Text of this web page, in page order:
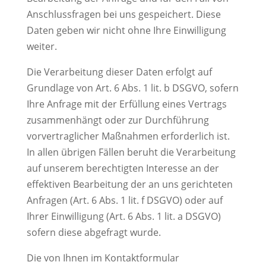
Anschlussfragen bei uns gespeichert. Diese
Daten geben wir nicht ohne Ihre Einwilligung
weiter.
Die Verarbeitung dieser Daten erfolgt auf
Grundlage von Art. 6 Abs. 1 lit. b DSGVO, sofern
Ihre Anfrage mit der Erfüllung eines Vertrags
zusammenhängt oder zur Durchführung
vorvertraglicher Maßnahmen erforderlich ist.
In allen übrigen Fällen beruht die Verarbeitung
auf unserem berechtigten Interesse an der
effektiven Bearbeitung der an uns gerichteten
Anfragen (Art. 6 Abs. 1 lit. f DSGVO) oder auf
Ihrer Einwilligung (Art. 6 Abs. 1 lit. a DSGVO)
sofern diese abgefragt wurde.
Die von Ihnen im Kontaktformular